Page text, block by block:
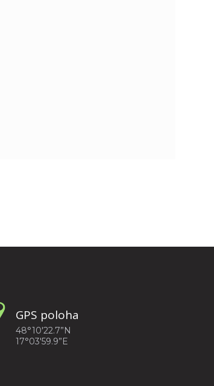
GPS poloha
48°10'22.7”N
17°03'59.9”E